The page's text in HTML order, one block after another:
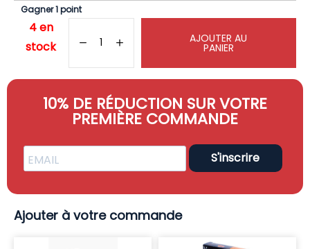
Gagner 1 point
4 en
stock
AJOUTER AU
PANIER
10% DE RÉDUCTION SUR VOTRE
PREMIÈRE COMMANDE
S'inscrire
Ajouter à votre commande